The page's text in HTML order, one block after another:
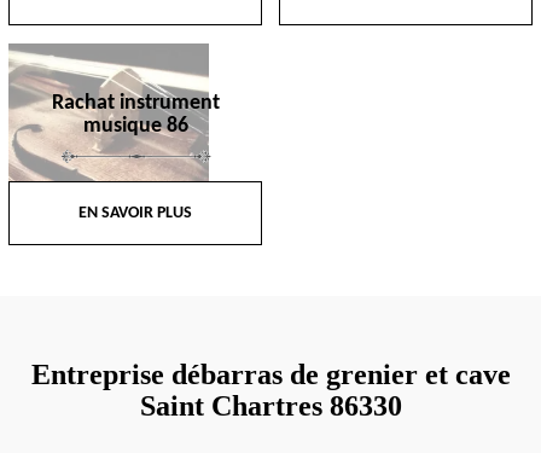
Rachat instrument
musique 86
EN SAVOIR PLUS
Entreprise débarras de grenier et cave
Saint Chartres 86330